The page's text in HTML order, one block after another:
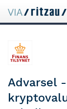
Advarsel